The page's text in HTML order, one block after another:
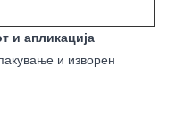
и апликација
и изворен